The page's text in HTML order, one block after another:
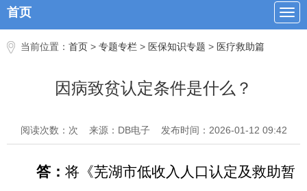
首页
当前位置： 首页 > 专题专栏 > 医保知识专题 > 医疗救助篇
因病致贫认定条件是什么？
阅读次数： 次 来源：DB电子 发布时间：2026-01-12 09:42
答： 将《芜湖市低收入人口认定及救助暂